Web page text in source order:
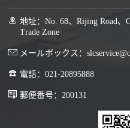
地址：No. 68、Rijing Road、
Trade Zone
メールボックス：
電話：021-20895888
郵便番号：200131